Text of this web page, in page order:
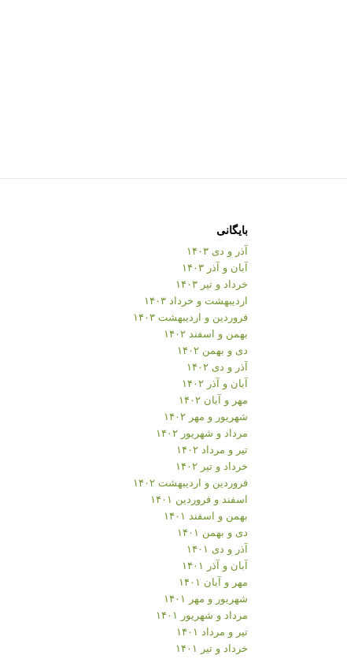
بایگانی
آذر و دی ۱۴۰۳
آبان و آذر ۱۴۰۳
خرداد و تیر ۱۴۰۳
اردیبهشت و خرداد ۱۴۰۳
فروردین و اردیبهشت ۱۴۰۳
بهمن و اسفند ۱۴۰۲
دی و بهمن ۱۴۰۲
آذر و دی ۱۴۰۲
آبان و آذر ۱۴۰۲
مهر و آبان ۱۴۰۲
شهریور و مهر ۱۴۰۲
مرداد و شهریور ۱۴۰۲
تیر و مرداد ۱۴۰۲
خرداد و تیر ۱۴۰۲
فروردین و اردیبهشت ۱۴۰۲
اسفند و فروردین ۱۴۰۱
بهمن و اسفند ۱۴۰۱
دی و بهمن ۱۴۰۱
آذر و دی ۱۴۰۱
آبان و آذر ۱۴۰۱
مهر و آبان ۱۴۰۱
شهریور و مهر ۱۴۰۱
مرداد و شهریور ۱۴۰۱
تیر و مرداد ۱۴۰۱
خرداد و تیر ۱۴۰۱